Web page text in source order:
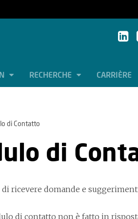
RECHERCHE CARRIÈRE
di Contatto
di
ricevere domande e
di contatto non è fatto in